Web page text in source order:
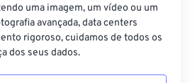
uma imagem, um vídeo ou um
avançada, data centers
rigoroso, cuidamos de todos os
dos seus dados.